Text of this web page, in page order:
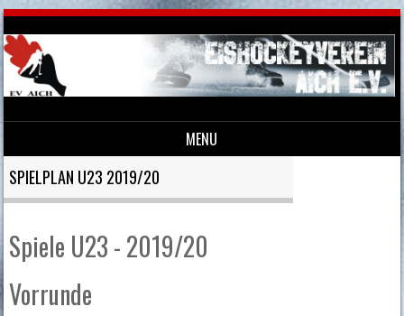
MENU
Skip to content
SPIELPLAN U23 2019/20
Spiele U23 - 2019/20
Vorrunde